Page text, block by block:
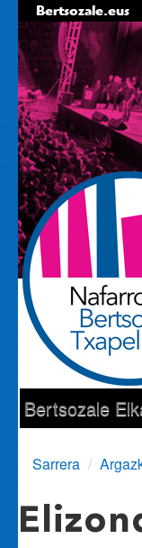
Bertsozale.eus
Edukira
salto
egin
|
Salto
egin
nabigazioara
Bertsozale
Sarrera /